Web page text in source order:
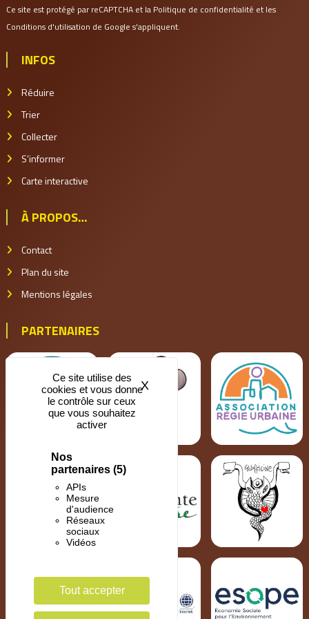
Ce site est protégé par reCAPTCHA et la Politique de confidentialité et les
Conditions d'utilisation de Google s'appliquent.
INFOS
Réduire
Trier
Collecter
S’informer
Carte interactive
À PROPOS…
Contact
Plan du site
Mentions légales
PARTENAIRES
Ce site utilise des
cookies et vous donne
le contrôle sur ceux
que vous souhaitez
activer
Nos
partenaires (5)
APIs
Mesure
d'audience
Réseaux
sociaux
Vidéos
Tout accepter
X Masquer le bandeau des